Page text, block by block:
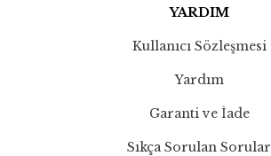
YARDIM
Kullanıcı Sözleşmesi
Yardım
Garanti ve İade
Sıkça Sorulan Sorular